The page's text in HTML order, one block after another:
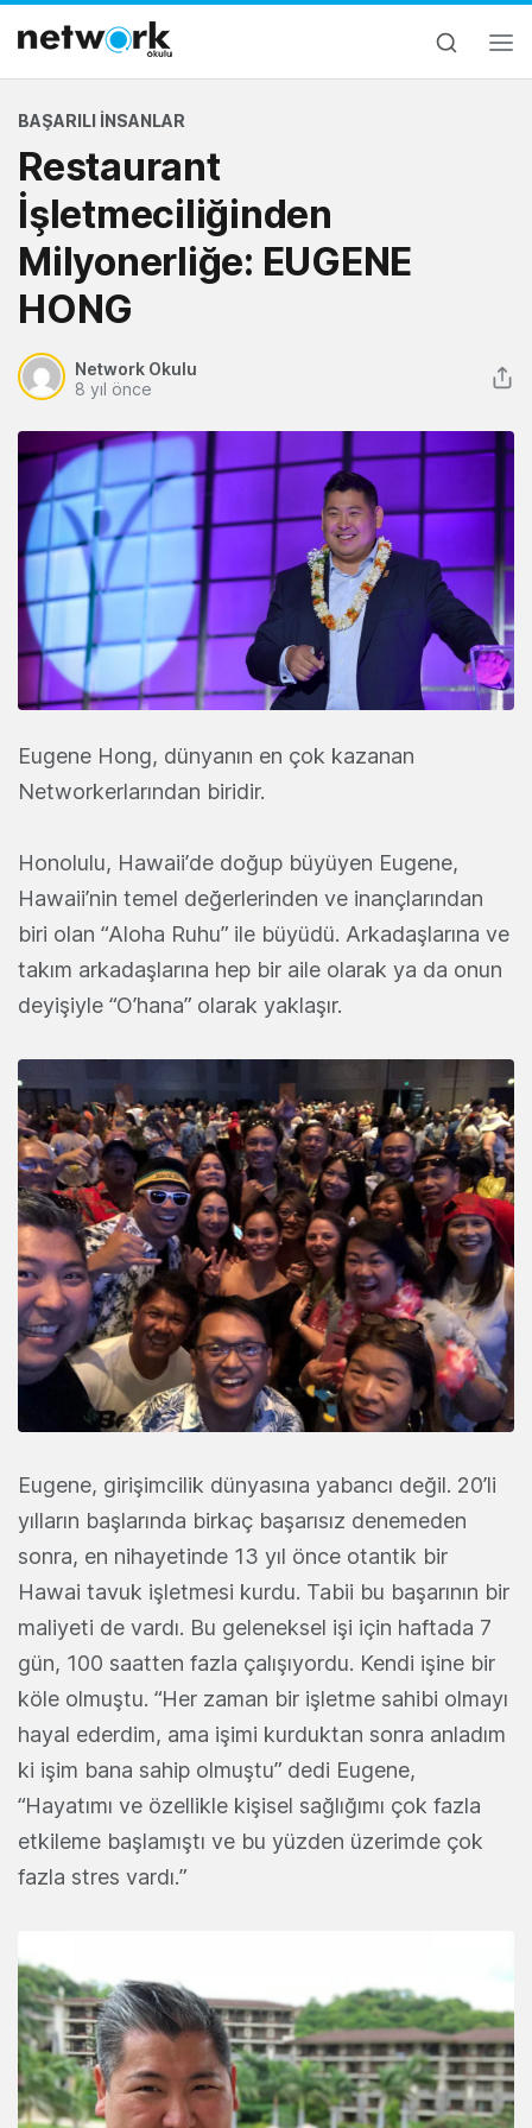
BAŞARILI İNSANLAR
Restaurant
İşletmeciliğinden
Milyonerliğe: EUGENE
HONG
Network Okulu
8 yıl önce
Eugene Hong, dünyanın en çok kazanan
Networkerlarından biridir.
Honolulu, Hawaii’de doğup büyüyen Eugene,
Hawaii’nin temel değerlerinden ve inançlarından
biri olan “Aloha Ruhu” ile büyüdü. Arkadaşlarına ve
takım arkadaşlarına hep bir aile olarak ya da onun
deyişiyle “O’hana” olarak yaklaşır.
Eugene, girişimcilik dünyasına yabancı değil. 20’li
yılların başlarında birkaç başarısız denemeden
sonra, en nihayetinde 13 yıl önce otantik bir
Hawai tavuk işletmesi kurdu. Tabii bu başarının bir
maliyeti de vardı. Bu geleneksel işi için haftada 7
gün, 100 saatten fazla çalışıyordu. Kendi işine bir
köle olmuştu. “Her zaman bir işletme sahibi olmayı
hayal ederdim, ama işimi kurduktan sonra anladım
ki işim bana sahip olmuştu” dedi Eugene,
“Hayatımı ve özellikle kişisel sağlığımı çok fazla
etkileme başlamıştı ve bu yüzden üzerimde çok
fazla stres vardı.”